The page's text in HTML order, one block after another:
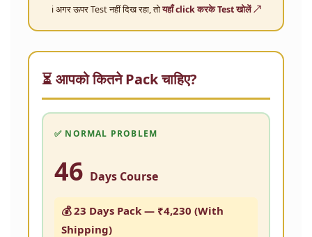
ℹ️ अगर ऊपर Test नहीं दिख रहा, तोयहाँ click करके Test खोलें ↗
⏳ आपको कितने Pack चाहिए?
✅ NORMAL PROBLEM
46 Days Course
💰 23 Days Pack — ₹4,230 (With
Shipping)